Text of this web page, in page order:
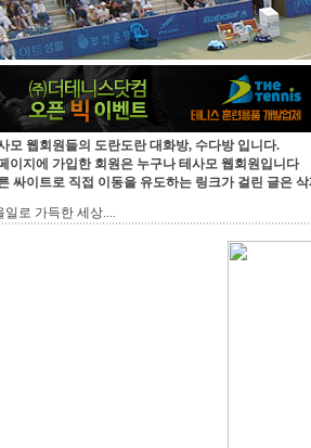
모 웹회원들의 도란도란 대화방, 수다방 입니다.
이지에 가입한 회원은 누구나 테사모 웹회원입니다
싸이트로 직접 이동을 유도하는 링크가 걸린 글은
일로 가득한 세상....